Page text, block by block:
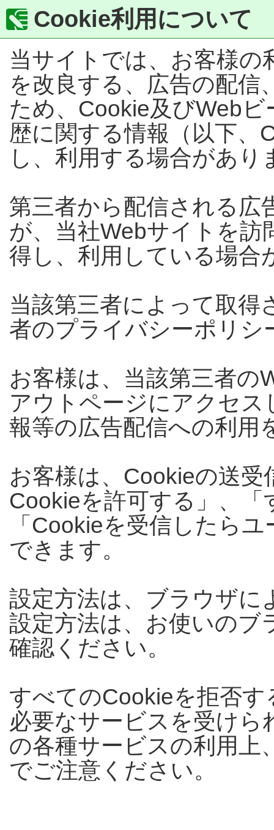
Cookie利用について
当サイトでは、お客様
を改良する、広告の配信
ため、Cookie及びWeb
歴に関する情報（以下、
し、利用する場合があり
第三者から配信される広
が、当社Webサイトを訪
得し、利用している場合
当該第三者によって取得
者のプライバシーポリシ
お客様は、当該第三者の
アウトページにアクセ
報等の広告配信への利用
お客様は、Cookieの送
Cookieを許可する」、
「Cookieを受信したら
できます。
設定方法は、ブラウザに
設定方法は、お使いのブ
確認ください。
すべてのCookieを拒否
必要なサービスを受け
の各種サービスの利用上
でご注意ください。